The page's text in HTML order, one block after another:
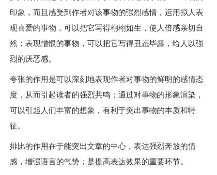
印象，而且感受到作者对该事物的强烈感情，运用拟人表
现喜爱的事物，可以把它写得栩栩如生，使人倍感亲切自
然；表现憎恨的事物，可以把它写得丑态毕露，给人以强
烈的厌恶感。
夸张的作用是可以深刻地表现作者对事物的鲜明的感情态
度，从而引起读者的强烈共鸣；通过对事物的形象渲染，
可以引起人们丰富的想象，有利于突出事物的本质和特
征。
排比的作用在于能突出文章的中心，表达强烈奔放的情
感，增强语言的气势；是提高表达效果的重要环节。